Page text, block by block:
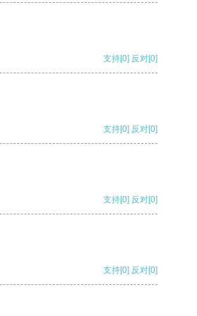
支持[0] 反对[0]
支持[0] 反对[0]
支持[0] 反对[0]
支持[0] 反对[0]